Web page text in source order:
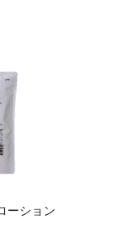
ーション